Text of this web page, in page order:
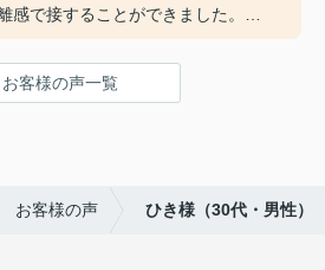
感で接することができました。
】
連絡が少し遅いように感じました。
お客様の声一覧
お客様の声 ひき様（30代・男性）